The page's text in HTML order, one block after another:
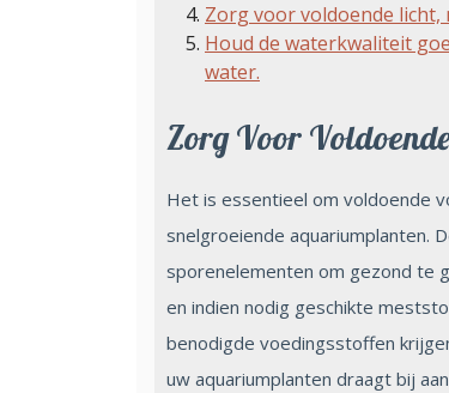
Zorg voor voldoende licht,
Houd de waterkwaliteit
water.
Zorg Voor
Het is essentieel om voldoende
snelgroeiende aquariumplanten.
sporenelementen om gezond te
en indien nodig geschikte
benodigde voedingsstoffen
uw aquariumplanten draagt bij